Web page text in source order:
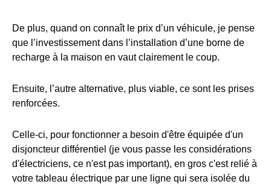
De plus, quand on connaît le prix d’un véhicule, je pense
que l’investissement dans l’installation d’une borne de
recharge à la maison en vaut clairement le coup.
Ensuite, l’autre alternative, plus viable, ce sont les prises
renforcées.
Celle-ci, pour fonctionner a besoin d'être équipée d'un
disjoncteur différentiel (je vous passe les considérations
d'électriciens, ce n'est pas important), en gros c'est relié à
votre tableau électrique par une ligne qui sera isolée du